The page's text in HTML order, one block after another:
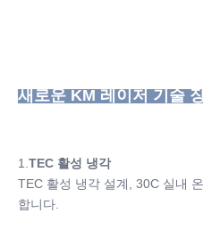
새로운 KM 레이저 기술
1.TEC 활성 냉각
TEC 활성 냉각 설계, 30C 실내
합니다.